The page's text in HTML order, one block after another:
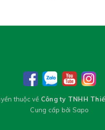
thuộc về Công ty TNHH
Cung cấp bởi Sapo